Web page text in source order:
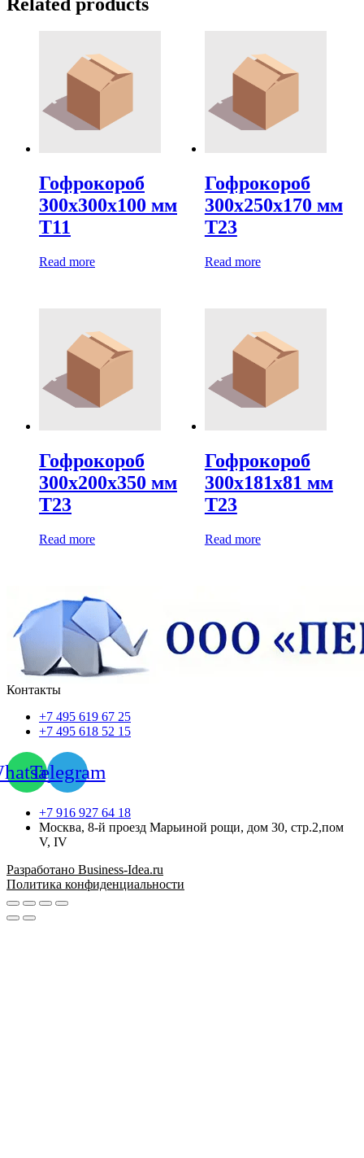
Гофрокороб
300х300х100 мм
Т11
Read more
Гофрокороб
300х250х170 мм
Т23
Read more
Гофрокороб
300х200х350 мм
Т23
Read more
Гофрокороб
300х181х81 мм
Т23
Read more
Контакты
+7 495 619 67 25
+7 495 618 52 15
Telegram
+7 916 927 64 18
Москва, 8-й проезд Марьиной рощи, дом 30, стр.2,пом
V, IV
Разработано Business-Idea.ru
Политика конфиденциальности